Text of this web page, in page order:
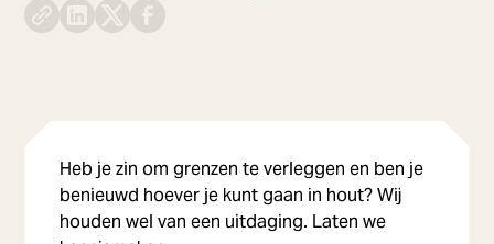
Heb je zin om grenzen te verleggen en ben je
benieuwd hoever je kunt gaan in hout? Wij
houden wel van een uitdaging. Laten we